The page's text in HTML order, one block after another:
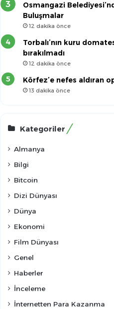
Osmangazi
Buluşmalar
12 dakika önce
Torbalı’nın kuru
bırakılmadı
12 dakika önce
Körfez’e nefes aldıran
13 dakika önce
Kategoriler
Almanya
Bilgi
Bitcoin
Dizi Dünyası
Dünya
Ekonomi
Film Dünyası
Genel
Haberler
İnceleme
İnternetten Para Kazanma